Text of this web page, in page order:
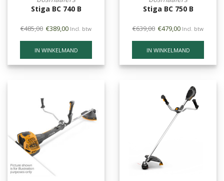
Stiga BC 740 B
€485,00 €389,00 Incl. btw
IN WINKELMAND
Stiga BC 750 B
€639,00 €479,00 Incl. btw
IN WINKELMAND